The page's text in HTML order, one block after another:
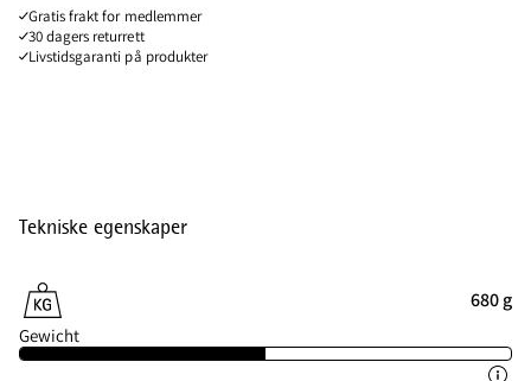
Gratis frakt for medlemmer
30 dagers returrett
Livstidsgaranti på produkter
Tekniske egenskaper
680 g
Gewicht